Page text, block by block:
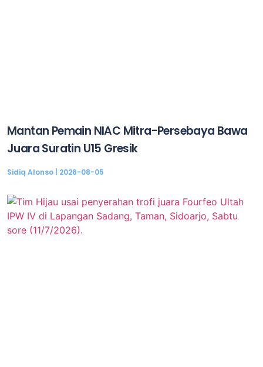
Mantan Pemain NIAC Mitra-Persebaya Bawa
Juara Suratin U15 Gresik
Sidiq Alonso 2026-08-05